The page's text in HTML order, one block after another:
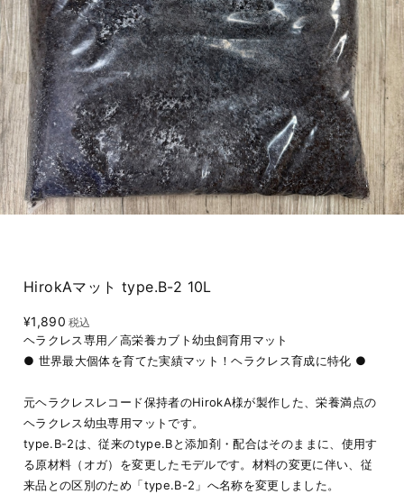
HirokAマット type.B-2 10L
¥1,890 税込
ヘラクレス専用／高栄養カブト幼虫飼育用マット
● 世界最大個体を育てた実績マット！ヘラクレス育成に特化 ●
元ヘラクレスレコード保持者のHirokA様が製作した、栄養満点の
ヘラクレス幼虫専用マットです。
type.B-2は、従来のtype.Bと添加剤・配合はそのままに、使用す
る原材料（オガ）を変更したモデルです。材料の変更に伴い、従
来品との区別のため「type.B-2」へ名称を変更しました。